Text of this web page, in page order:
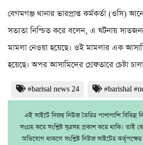
বেগমগঞ্জ থানার ভারপ্রাপ্ত কর্মকর্তা (ওসি)
সত্যতা নিশ্চিত করে বলেন, এ ঘটনায়
মামলা নেওয়া হয়েছে। ওই মামলার এক
হয়েছে। অপর আসামিদের গ্রেফতারে চেষ্টা
#barisal news 24 #barishal
এই সাইটে নিজম্ব নিউজ তৈরির পাশাপাশি
সংগ্রহ করে সংশ্লিষ্ট সূত্রসহ প্রকাশ করে থাকি। তাই
অভিযোগ থাকলে সংশ্লিষ্ট নিউজ সাইটের